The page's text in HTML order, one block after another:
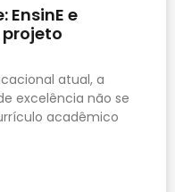
e
projeto
atual, a
excelência não se
acadêmico